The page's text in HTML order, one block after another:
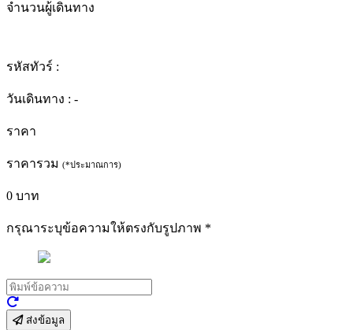
จำนวนผู้เดินทาง
รหัสทัวร์ :
วันเดินทาง : -
ราคา
ราคารวม (*ประมาณการ)
0 บาท
กรุณาระบุข้อความให้ตรงกับรูปภาพ *
ส่งข้อมูล